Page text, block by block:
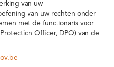
van uw
van uw rechten onder
met de functionaris voor
Officer, DPO) van de